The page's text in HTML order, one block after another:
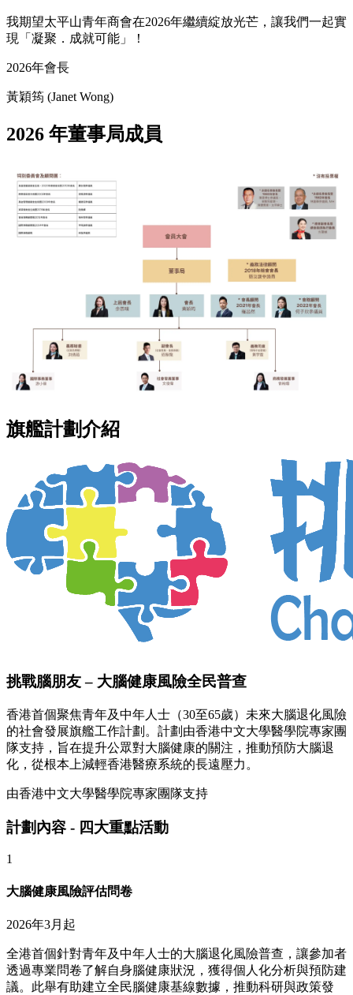
我期望太平山青年商會在2026年繼續綻放光芒，讓我們一起實
現「凝聚．成就可能」！
2026年會長
黃穎筠 (Janet Wong)
2026 年董事局成員
旗艦計劃介紹
挑戰腦朋友 – 大腦健康風險全民普查
香港首個聚焦青年及中年人士（30至65歲）未來大腦退化風險
的社會發展旗艦工作計劃。計劃由香港中文大學醫學院專家團
隊支持，旨在提升公眾對大腦健康的關注，推動預防大腦退
化，從根本上減輕香港醫療系統的長遠壓力。
由香港中文大學醫學院專家團隊支持
計劃內容 - 四大重點活動
1
大腦健康風險評估問卷
2026年3月起
全港首個針對青年及中年人士的大腦退化風險普查，讓參加者
透過專業問卷了解自身腦健康狀況，獲得個人化分析與預防建
議。此舉有助建立全民腦健康基線數據，推動科研與政策發